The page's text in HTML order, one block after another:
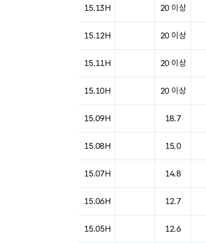
15.13H 20 이상
15.12H 20 이상
15.11H 20 이상
15.10H 20 이상
15.09H 18.7
15.08H 15.0
15.07H 14.8
15.06H 12.7
15.05H 12.6